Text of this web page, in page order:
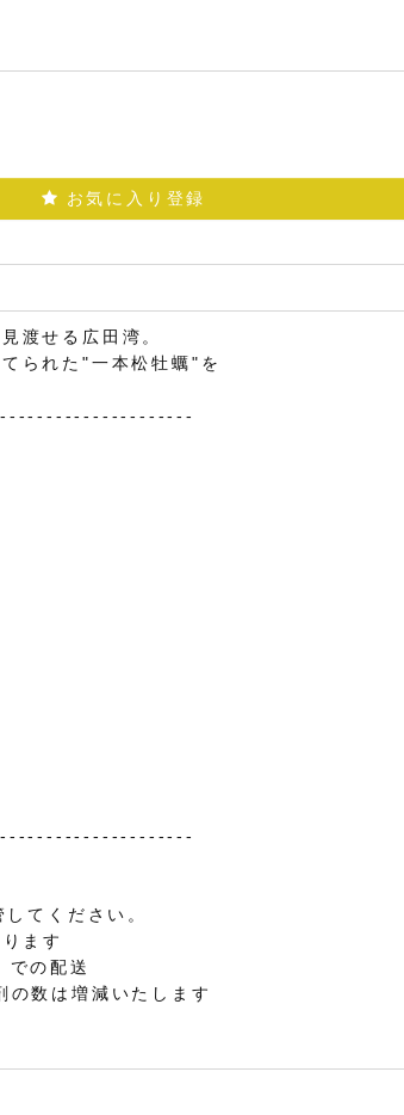
お気に入り登録
渡せる広田湾。
られた"一本松牡蠣"を
てください。
ます
での配送
の数は増減いたします